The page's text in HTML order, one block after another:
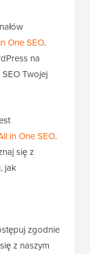
One SEO.
na
Twojej
in One SEO.
się z
jak
zgodnie
z naszym